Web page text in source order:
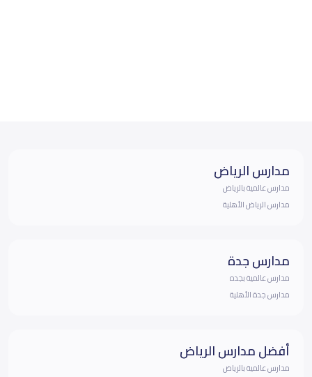
مدارس الرياض
مدارس عالمية بالرياض
مدارس الرياض الأهلية
مدارس جدة
مدارس عالمية بجده
مدارس جدة الأهلية
أفضل مدارس الرياض
مدارس عالمية بالرياض